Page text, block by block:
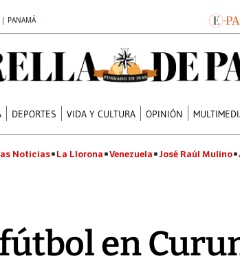
| PANAMÁ
DEPORTES VIDA Y CULTURA OPINIÓN
Noticias La Llorona Venezuela José Raúl Mulino
en